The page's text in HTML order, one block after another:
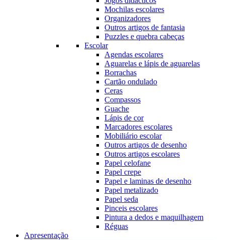
Mochilas escolares
Organizadores
Outros artigos de fantasia
Puzzles e quebra cabeças
Escolar
Agendas escolares
Aguarelas e lápis de aguarelas
Borrachas
Cartão ondulado
Ceras
Compassos
Guache
Lápis de cor
Marcadores escolares
Mobiliário escolar
Outros artigos de desenho
Outros artigos escolares
Papel celofane
Papel crepe
Papel e laminas de desenho
Papel metalizado
Papel seda
Pinceis escolares
Pintura a dedos e maquilhagem
Réguas
Apresentação